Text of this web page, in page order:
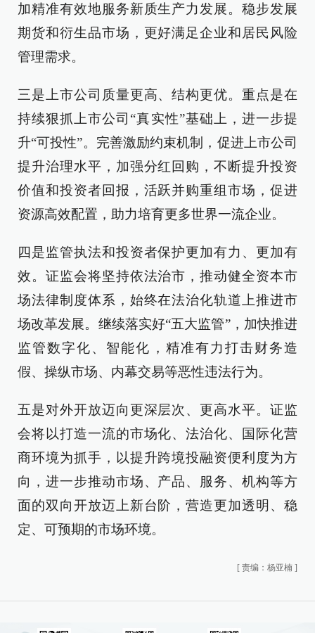
加精准有效地服务新质生产力发展。稳步发展
期货和衍生品市场，更好满足企业和居民风险
管理需求。
三是上市公司质量更高、结构更优。重点是在
持续狠抓上市公司“真实性”基础上，进一步提
升“可投性”。完善激励约束机制，促进上市公司
提升治理水平，加强分红回购，不断提升投资
价值和投资者回报，活跃并购重组市场，促进
资源高效配置，助力培育更多世界一流企业。
四是监管执法和投资者保护更加有力、更加有
效。证监会将坚持依法治市，推动健全资本市
场法律制度体系，始终在法治化轨道上推进市
场改革发展。继续落实好“五大监管”，加快推进
监管数字化、智能化，精准有力打击财务造
假、操纵市场、内幕交易等恶性违法行为。
五是对外开放迈向更深层次、更高水平。证监
会将以打造一流的市场化、法治化、国际化营
商环境为抓手，以提升跨境投融资便利度为方
向，进一步推动市场、产品、服务、机构等方
面的双向开放迈上新台阶，营造更加透明、稳
定、可预期的市场环境。
[ 责编：杨亚楠 ]